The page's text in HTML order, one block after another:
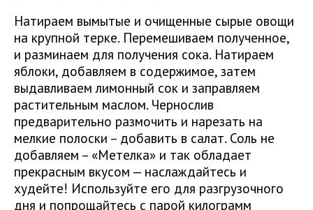
Натираем вымытые и очищенные сырые овощи
на крупной терке. Перемешиваем полученное,
и разминаем для получения сока. Натираем
яблоки, добавляем в содержимое, затем
выдавливаем лимонный сок и заправляем
растительным маслом. Чернослив
предварительно размочить и нарезать на
мелкие полоски – добавить в салат. Соль не
добавляем – «Метелка» и так обладает
прекрасным вкусом — наслаждайтесь и
худейте! Используйте его для разгрузочного
дня и попрощайтесь с парой килограмм